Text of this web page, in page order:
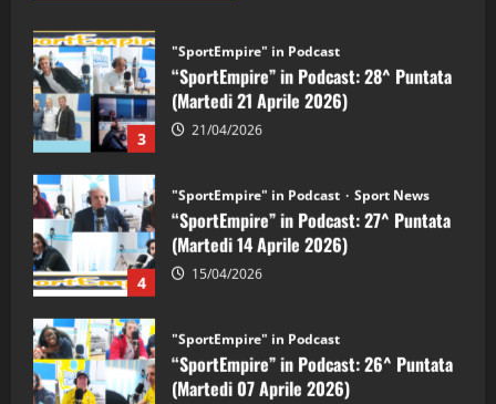
3
“SportEmpire” in Podcast: 28^ Puntata
(Martedi 21 Aprile 2026)
4
“SportEmpire” in Podcast: 27^ Puntata
(Martedi 14 Aprile 2026)
“SportEmpire” in Podcast: 26^ Puntata
(Martedi 07 Aprile 2026)